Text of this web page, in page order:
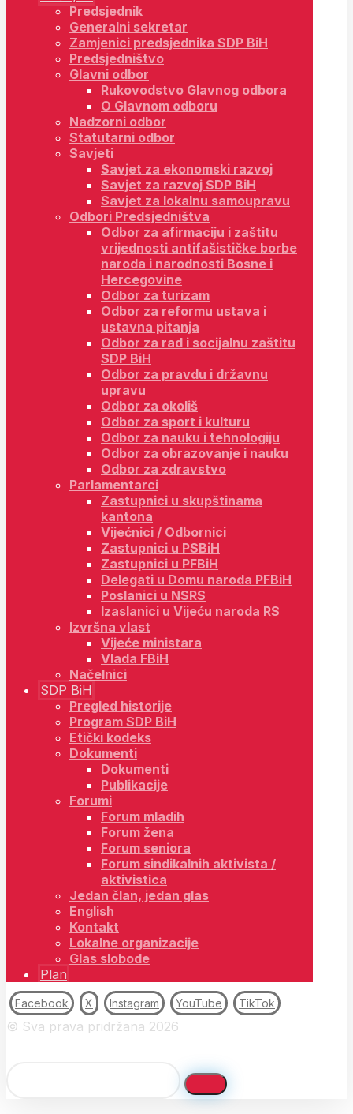
Predsjednik
Generalni sekretar
Zamjenici predsjednika SDP BiH
Predsjedništvo
Glavni odbor
Rukovodstvo Glavnog odbora
O Glavnom odboru
Nadzorni odbor
Statutarni odbor
Savjeti
Savjet za ekonomski razvoj
Savjet za razvoj SDP BiH
Savjet za lokalnu samoupravu
Odbori Predsjedništva
Odbor za afirmaciju i zaštitu
vrijednosti antifašističke borbe
naroda i narodnosti Bosne i
Hercegovine
Odbor za turizam
Odbor za reformu ustava i
ustavna pitanja
Odbor za rad i socijalnu zaštitu
SDP BiH
Odbor za pravdu i državnu
upravu
Odbor za okoliš
Odbor za sport i kulturu
Odbor za nauku i tehnologiju
Odbor za obrazovanje i nauku
Odbor za zdravstvo
Parlamentarci
Zastupnici u skupštinama
kantona
Vijećnici / Odbornici
Zastupnici u PSBiH
Zastupnici u PFBiH
Delegati u Domu naroda PFBiH
Poslanici u NSRS
Izaslanici u Vijeću naroda RS
Izvršna vlast
Vijeće ministara
Vlada FBiH
Načelnici
SDP BiH
Pregled historije
Program SDP BiH
Etički kodeks
Dokumenti
Dokumenti
Publikacije
Forumi
Forum mladih
Forum žena
Forum seniora
Forum sindikalnih aktivista /
aktivistica
Jedan član, jedan glas
English
Kontakt
Lokalne organizacije
Glas slobode
Plan
Facebook X Instagram YouTube TikTok
© Sva prava pridržana 2026